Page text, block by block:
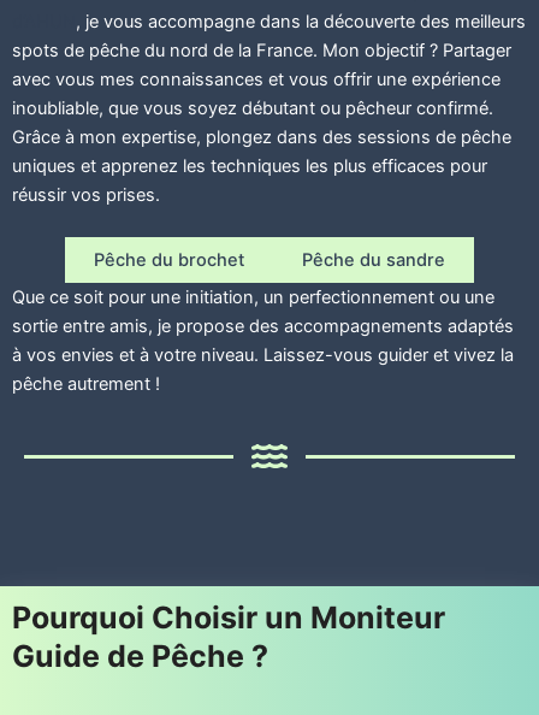
, je vous accompagne dans la découverte des meilleurs
spots de pêche du nord de la France. Mon objectif ? Partager
avec vous mes connaissances et vous offrir une expérience
inoubliable, que vous soyez débutant ou pêcheur confirmé.
Grâce à mon expertise, plongez dans des sessions de pêche
uniques et apprenez les techniques les plus efficaces pour
réussir vos prises.
Pêche du brochet
Pêche du sandre
Que ce soit pour une initiation, un perfectionnement ou une
sortie entre amis, je propose des accompagnements adaptés
à vos envies et à votre niveau. Laissez-vous guider et vivez la
pêche autrement !
Pourquoi Choisir un Moniteur
Guide de Pêche ?